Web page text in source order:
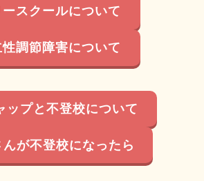
ースクールについて
性調節障害について
ップと不登校について
んが不登校になったら